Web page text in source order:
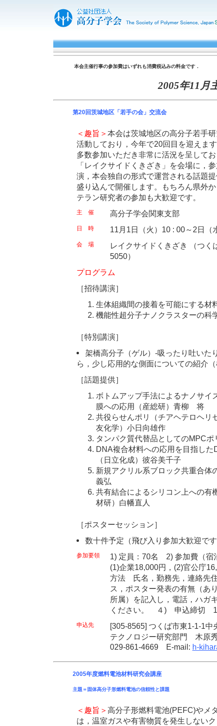
本会主催行事の参加費はいずれも消費税込みの料金です．
2005年11月
第20回茨城地区「若手の会」交流会
＜趣旨＞ 本会は茨城地区の高分子若手
活動しており，今年で20回目を迎えま
多数参加いただき非常に活況を呈して
「レイクサイドくきざき」を会場に，
演，本会独自の形式で運営される話題
盛り込んで開催します。もちろん県外
テラン研究者の参加も大歓迎です。
主 催 高分子学会関東支部
日 時 11月1日（火）10 : 00～2日（
会 場
レイクサイドくきざき （つ
5050）
プログラム
［招待講演］
生体組織間の接着を可能にする材
機能性超分子ナノクラスターの科
［特別講演］
架橋高分子（ゲル）-吸ったり吐いた
ら，少し応用的な側面についての紹介
［話題提供］
ボトムアップ手法によるナノサイ
膜への応用（産総研）青柳 将
共役らせんポリ（チアヘテロヘリ
友化学）小日向雄作
タンパク質代替品としてのMPC
DNA複合材料への応用を目指し
（日立化成）彼谷美千子
新規アクリル系ブロック共重合体
義弘
共有結合によるシリコン上への有
材研）白幡直人
［ポスターセッション］
数十件予定（飛び入り参加大歓迎で
参加要領
1) 定員：70名 2) 参加費（
(1)企業18,000円，(2)官公庁
方法 氏名，勤務先，連絡先
ス，ポスター発表の有無（あ
所属）を記入し，電話，ハガ
ください。 ４) 申込締切
申込先
[305-8565] つくば市東1-1-1
テクノロジー研究部門 木原
029-861-4669 E-mail: h-
2005年度燃料電池材料研究会講座
主題＝固体高分子形燃料電池の信頼性と課題
＜趣旨＞ 高分子形燃料電池(PEFC)やメ
は，温室ガスや有害物質を発生しない